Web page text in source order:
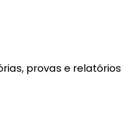
provas e relatórios